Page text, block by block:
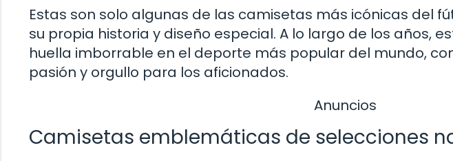
Estas son solo algunas de las camisetas más icónicas del
su propia historia y diseño especial. A lo largo de los años,
huella imborrable en el deporte más popular del mundo,
pasión y orgullo para los aficionados.
Anuncios
Camisetas emblemáticas de selecciones